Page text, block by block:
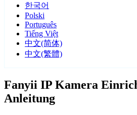
한국어
Polski
Português
Tiếng Việt
中文(简体)
中文(繁體)
Fanyii IP Kamera
Anleitung